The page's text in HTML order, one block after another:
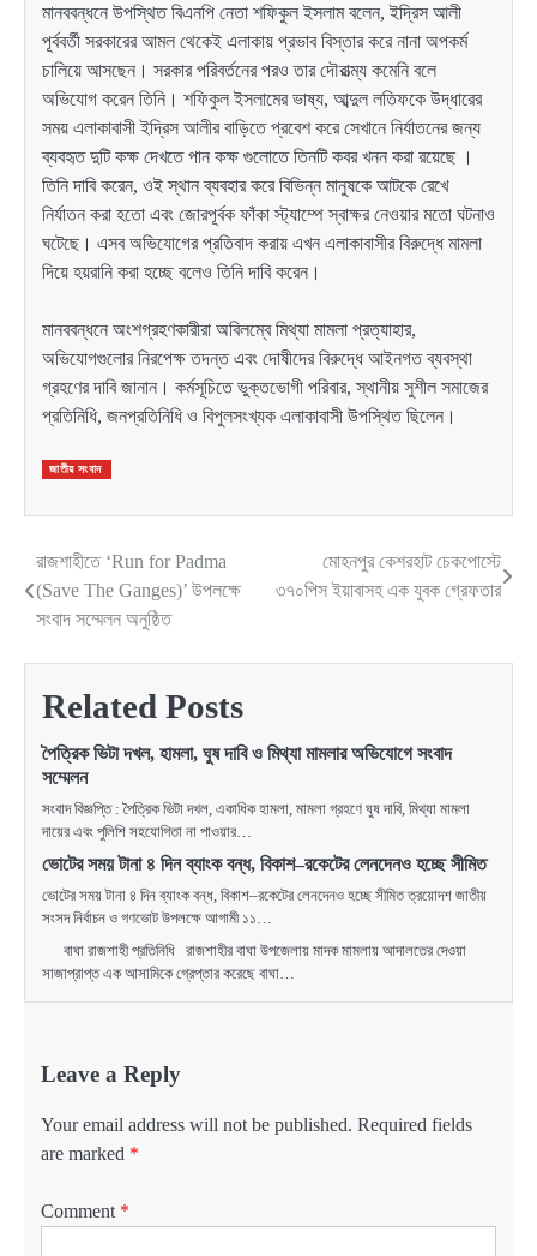
মানববন্ধনে উপস্থিত বিএনপি নেতা শফিকুল ইসলাম বলেন, ইদ্রিস আলী
পূর্ববর্তী সরকারের আমল থেকেই এলাকায় প্রভাব বিস্তার করে নানা অপকর্ম
চালিয়ে আসছেন। সরকার পরিবর্তনের পরও তার দৌরাত্ম্য কমেনি বলে
অভিযোগ করেন তিনি। শফিকুল ইসলামের ভাষ্য, আব্দুল লতিফকে উদ্ধারের
সময় এলাকাবাসী ইদ্রিস আলীর বাড়িতে প্রবেশ করে সেখানে নির্যাতনের জন্য
ব্যবহৃত দুটি কক্ষ দেখতে পান কক্ষ গুলোতে তিনটি কবর খনন করা রয়েছে ।
তিনি দাবি করেন, ওই স্থান ব্যবহার করে বিভিন্ন মানুষকে আটকে রেখে
নির্যাতন করা হতো এবং জোরপূর্বক ফাঁকা স্ট্যাম্পে স্বাক্ষর নেওয়ার মতো ঘটনাও
ঘটেছে। এসব অভিযোগের প্রতিবাদ করায় এখন এলাকাবাসীর বিরুদ্ধে মামলা
দিয়ে হয়রানি করা হচ্ছে বলেও তিনি দাবি করেন।
মানববন্ধনে অংশগ্রহণকারীরা অবিলম্বে মিথ্যা মামলা প্রত্যাহার,
অভিযোগগুলোর নিরপেক্ষ তদন্ত এবং দোষীদের বিরুদ্ধে আইনগত ব্যবস্থা
গ্রহণের দাবি জানান। কর্মসূচিতে ভুক্তভোগী পরিবার, স্থানীয় সুশীল সমাজের
প্রতিনিধি, জনপ্রতিনিধি ও বিপুলসংখ্যক এলাকাবাসী উপস্থিত ছিলেন।
জাতীয় সংবাদ
Post
navigation
রাজশাহীতে ‘Run for Padma
(Save The Ganges)’ উপলক্ষে
সংবাদ সম্মেলন অনুষ্ঠিত
মোহনপুর কেশরহাট চেকপোস্টে
৩৭০পিস ইয়াবাসহ এক যুবক গ্রেফতার
Related Posts
পৈত্রিক ভিটা দখল, হামলা, ঘুষ দাবি ও মিথ্যা মামলার অভিযোগে সংবাদ
সম্মেলন
সংবাদ বিজ্ঞপ্তি : পৈত্রিক ভিটা দখল, একাধিক হামলা, মামলা গ্রহণে ঘুষ দাবি, মিথ্যা মামলা
দায়ের এবং পুলিশি সহযোগিতা না পাওয়ার…
ভোটের সময় টানা ৪ দিন ব্যাংক বন্ধ, বিকাশ–রকেটের লেনদেনও হচ্ছে সীমিত
ভোটের সময় টানা ৪ দিন ব্যাংক বন্ধ, বিকাশ–রকেটের লেনদেনও হচ্ছে সীমিত ত্রয়োদশ জাতীয়
সংসদ নির্বাচন ও গণভোট উপলক্ষে আগামী ১১…
বাঘা রাজশাহী প্রতিনিধি রাজশাহীর বাঘা উপজেলায় মাদক মামলায় আদালতের দেওয়া
সাজাপ্রাপ্ত এক আসামিকে গ্রেপ্তার করেছে বাঘা…
Leave a Reply
Your email address will not be published. Required fields
are marked *
Comment *